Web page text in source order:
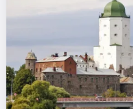
Города
Площадки